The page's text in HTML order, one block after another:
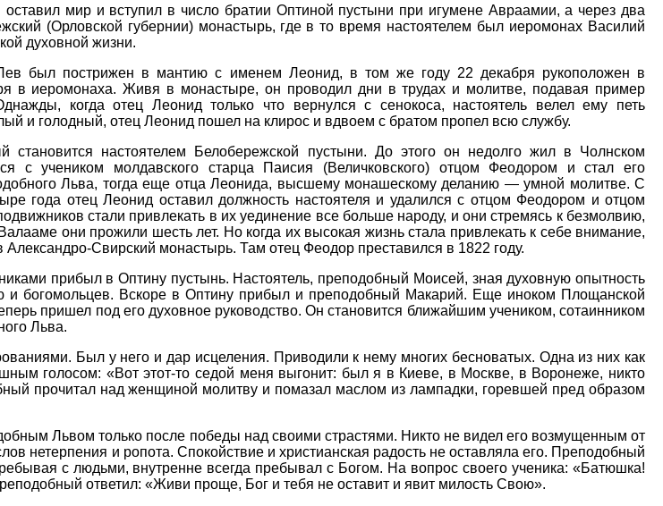
мир и вступил в число братии Оптиной пустыни при игумене Авраамии, а через два
(Орловской губернии) монастырь, где в то время настоятелем был иеромонах Василий
духовной жизни.
был пострижен в мантию с именем Леонид, в том же году 22 декабря рукоположен в
в иеромонаха. Живя в монастыре, он проводил дни в трудах и молитве, подавая пример
когда отец Леонид только что вернулся с сенокоса, настоятель велел ему петь
и голодный, отец Леонид пошел на клирос и вдвоем с братом пропел всю службу.
становится настоятелем Белобережской пустыни. До этого он недолго жил в Чолнском
с учеником молдавского старца Паисия (Величковского) отцом Феодором и стал его
Льва, тогда еще отца Леонида, высшему монашескому деланию — умной молитве. С
года отец Леонид оставил должность настоятеля и удалился с отцом Феодором и отцом
стали привлекать в их уединение все больше народу, и они стремясь к безмолвию,
они прожили шесть лет. Но когда их высокая жизнь стала привлекать к себе внимание,
Свирский монастырь. Там отец Феодор преставился в 1822 году.
прибыл в Оптину пустынь. Настоятель, преподобный Моисей, зная духовную опытность
и богомольцев. Вскоре в Оптину прибыл и преподобный Макарий. Еще иноком Площанской
пришел под его духовное руководство. Он становится ближайшим учеником, сотаинником
Льва.
Был у него и дар исцеления. Приводили к нему многих бесноватых. Одна из них как
голосом: «Вот этот-то седой меня выгонит: был я в Киеве, в Москве, в Воронеже, никто
прочитал над женщиной молитву и помазал маслом из лампадки, горевшей пред образом
Львом только после победы над своими страстями. Никто не видел его возмущенным от
нетерпения и ропота. Спокойствие и христианская радость не оставляла его. Преподобный
с людьми, внутренне всегда пребывал с Богом. На вопрос своего ученика: «Батюшка!
ответил: «Живи проще, Бог и тебя не оставит и явит милость Свою».